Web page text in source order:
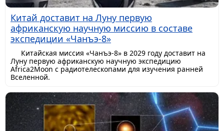
Китай доставит на Луну первую
африканскую научную миссию в составе
экспедиции «Чанъэ-8»
Китайская миссия «Чанъэ-8» в 2029 году доставит на
Луну первую африканскую научную экспедицию
Africa2Moon с радиотелескопами для изучения ранней
Вселенной.